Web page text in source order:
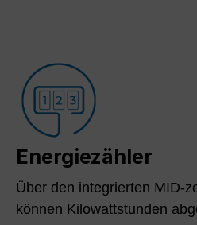
Energiezähler
Über den integrierten MID-
können Kilowattstunden